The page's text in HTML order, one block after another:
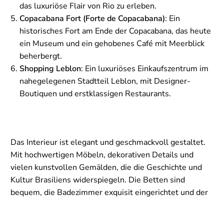
das luxuriöse Flair von Rio zu erleben.
Copacabana Fort (Forte de Copacabana): Ein
historisches Fort am Ende der Copacabana, das heute
ein Museum und ein gehobenes Café mit Meerblick
beherbergt.
Shopping Leblon: Ein luxuriöses Einkaufszentrum im
nahegelegenen Stadtteil Leblon, mit Designer-
Boutiquen und erstklassigen Restaurants.
Das Interieur ist elegant und geschmackvoll gestaltet.
Mit hochwertigen Möbeln, dekorativen Details und
vielen kunstvollen Gemälden, die die Geschichte und
Kultur Brasiliens widerspiegeln. Die Betten sind
bequem, die Badezimmer exquisit eingerichtet und der